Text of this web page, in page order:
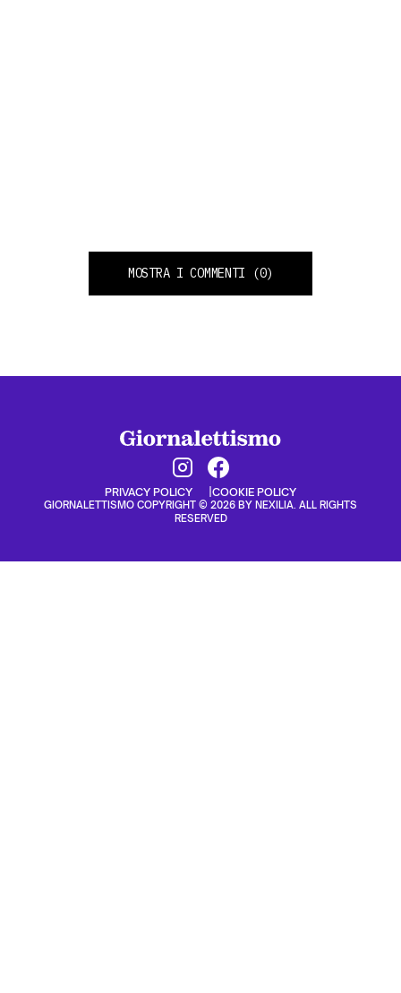
MOSTRA I COMMENTI (0)
PRIVACY POLICY COOKIE POLICY
GIORNALETTISMO COPYRIGHT © 2026 BY NEXILIA. ALL RIGHTS
RESERVED